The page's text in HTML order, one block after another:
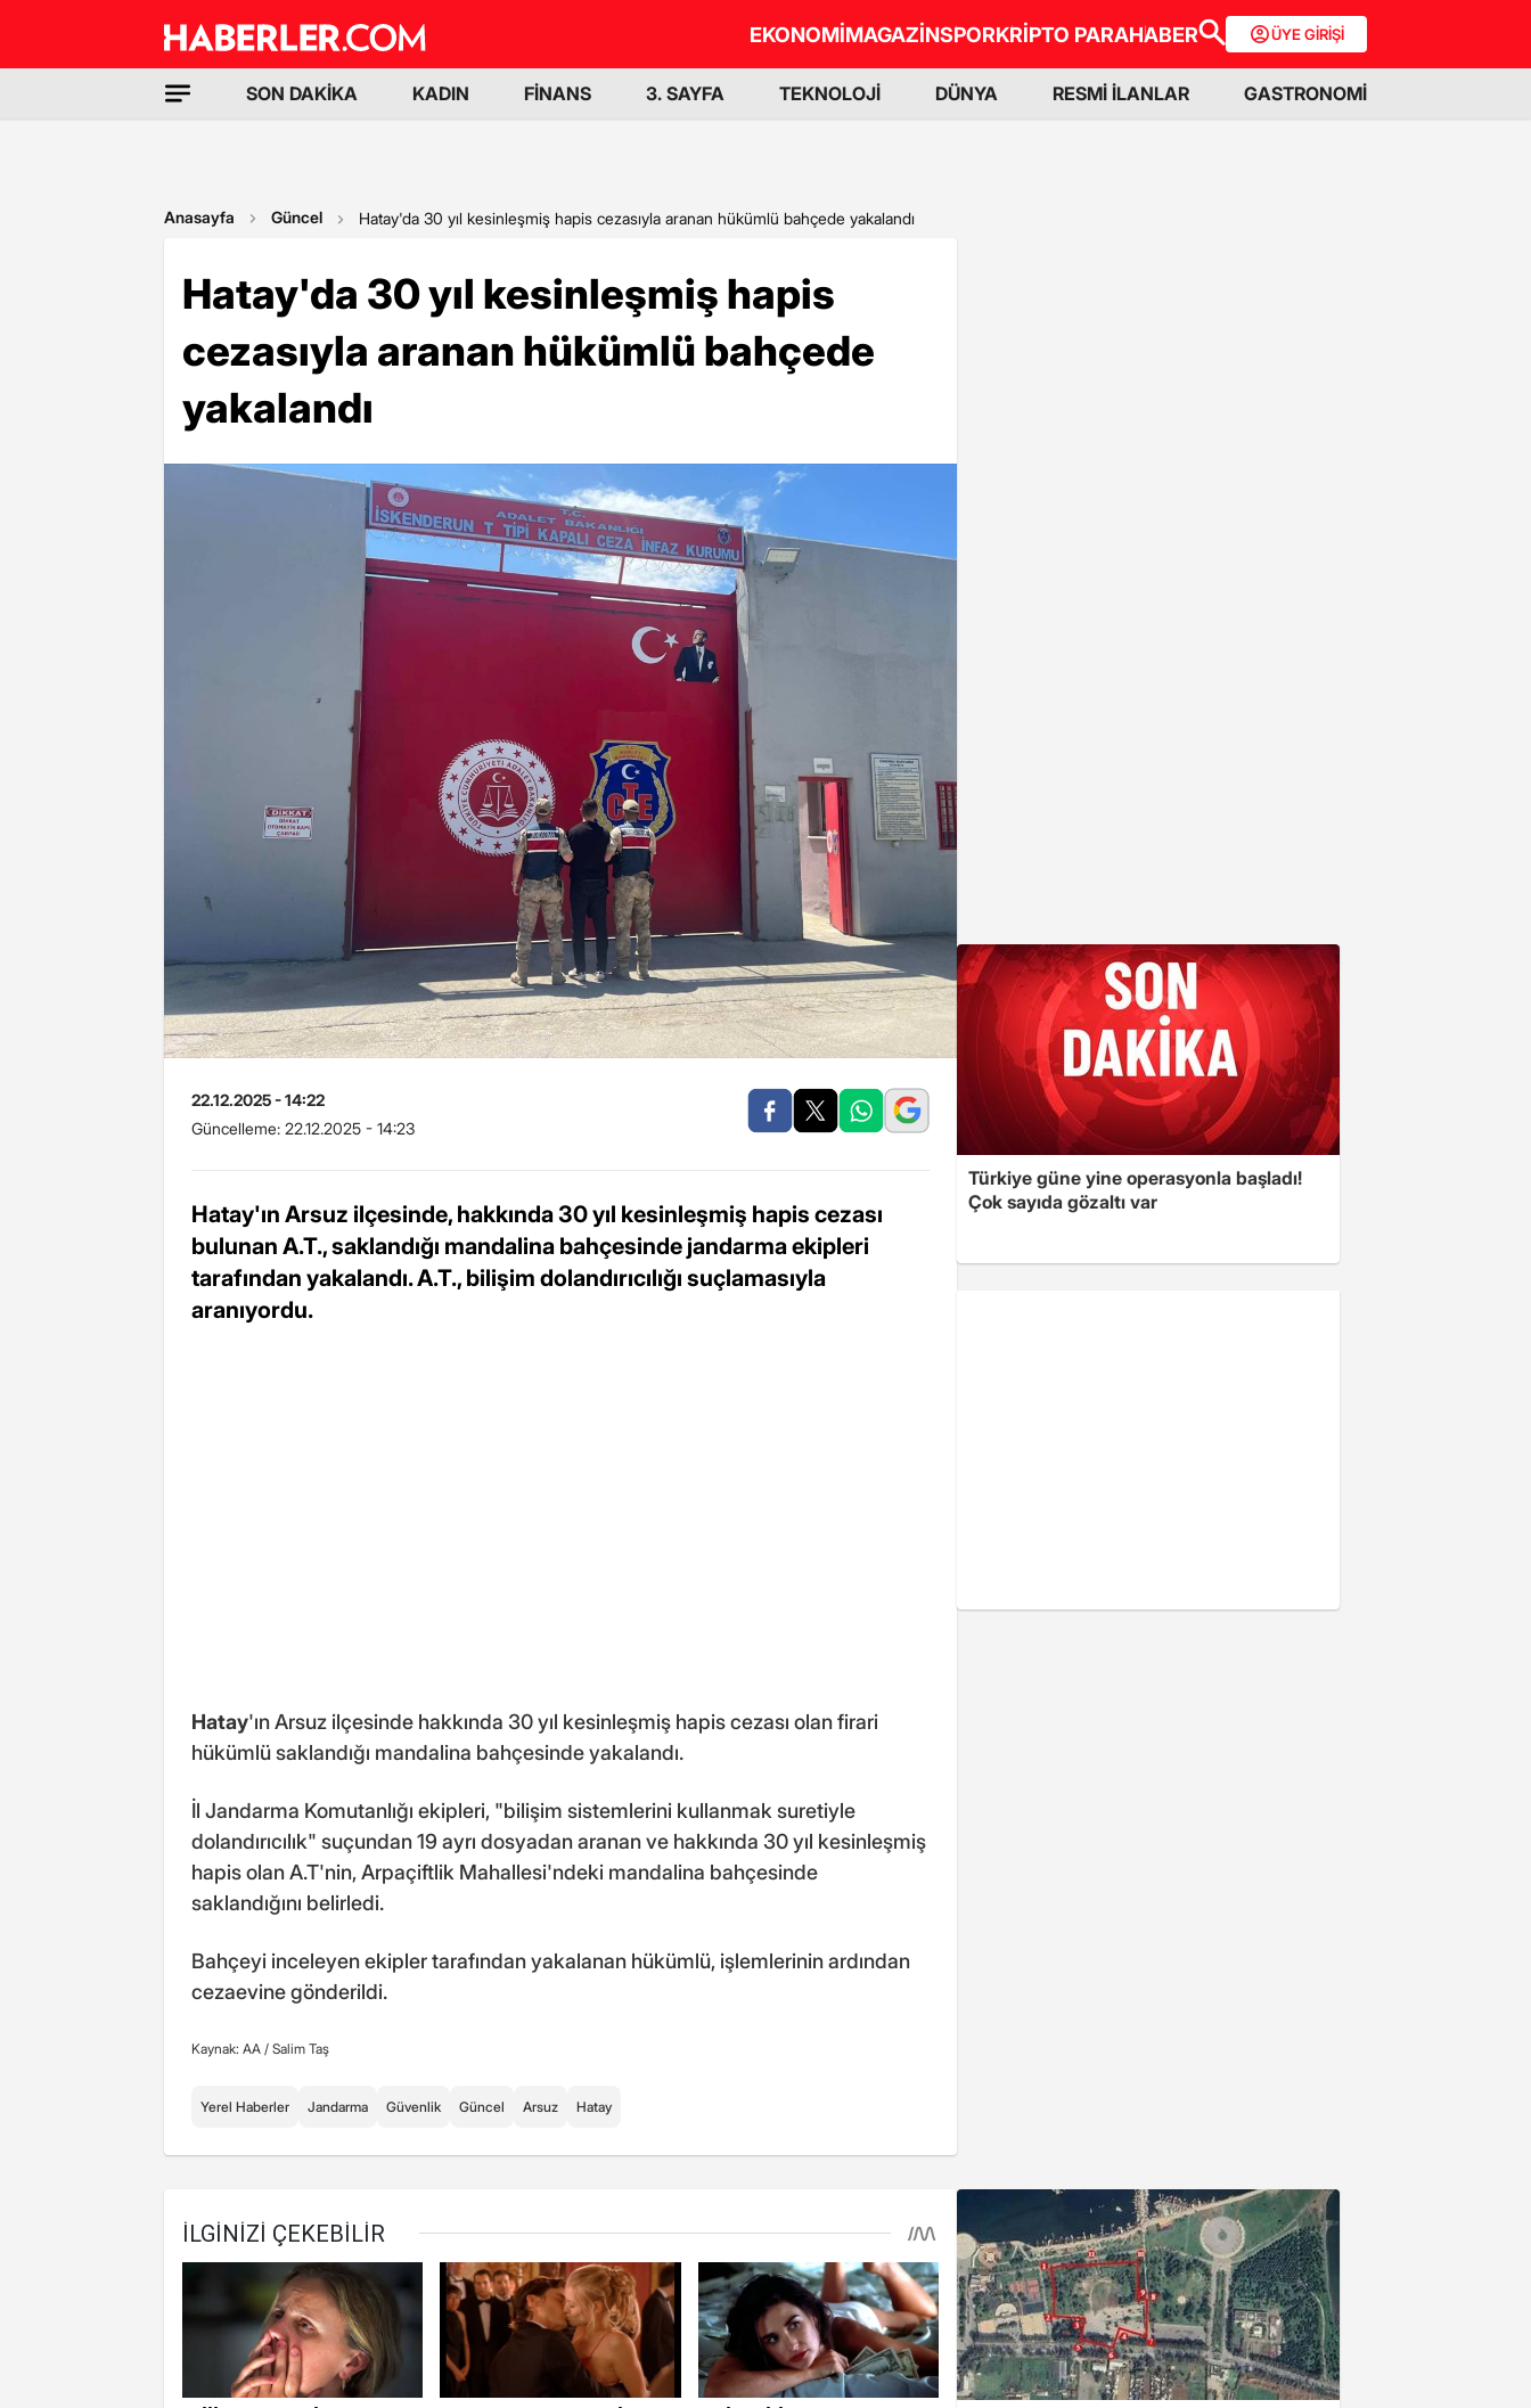
EKONOMİMAGAZİNSPORKRİPTO PARAHABER ÜYE GİRİŞİ
SON DAKİKA KADIN FİNANS 3. SAYFA TEKNOLOJİ DÜNYA RESMİ İLANLAR GASTRONOMİ
Anasayfa Güncel Hatay'da 30 yıl kesinleşmiş hapis cezasıyla aranan hükümlü bahçede yakalandı
Hatay'da 30 yıl kesinleşmiş hapis
cezasıyla aranan hükümlü bahçede
yakalandı
22.12.2025 - 14:22
Güncelleme: 22.12.2025 - 14:23
Hatay'ın Arsuz ilçesinde, hakkında 30 yıl kesinleşmiş hapis cezası
bulunan A.T., saklandığı mandalina bahçesinde jandarma ekipleri
tarafından yakalandı. A.T., bilişim dolandırıcılığı suçlamasıyla
aranıyordu.
Hatay'ın Arsuz ilçesinde hakkında 30 yıl kesinleşmiş hapis cezası olan firari
hükümlü saklandığı mandalina bahçesinde yakalandı.
İl Jandarma Komutanlığı ekipleri, "bilişim sistemlerini kullanmak suretiyle
dolandırıcılık" suçundan 19 ayrı dosyadan aranan ve hakkında 30 yıl kesinleşmiş
hapis olan A.T'nin, Arpaçiftlik Mahallesi'ndeki mandalina bahçesinde
saklandığını belirledi.
Bahçeyi inceleyen ekipler tarafından yakalanan hükümlü, işlemlerinin ardından
cezaevine gönderildi.
Kaynak: AA / Salim Taş
Yerel Haberler Jandarma Güvenlik Güncel Arsuz Hatay
Türkiye güne yine operasyonla başladı!
Çok sayıda gözaltı var